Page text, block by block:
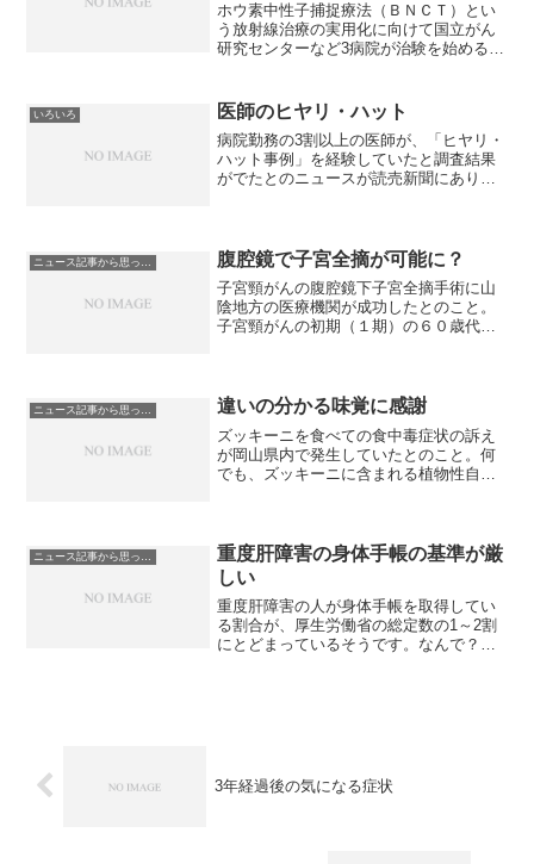
ホウ素中性子捕捉療法（ＢＮＣＴ）とい
う放射線治療の実用化に向けて国立がん
研究センターなど3病院が治験を始めると
するのだそうですが、ホウ素薬剤は身体
への影響が少なく、また...
いろいろ 医師のヒヤリ・ハット
病院勤務の3割以上の医師が、「ヒヤリ・
ハット事例」を経験していたと調査結果
がでたとのニュースが読売新聞にありま
トの経験があるのは...
腹腔鏡で子宮全摘が可能に？
子宮頸がんの腹腔鏡下子宮全摘手術に山
陰地方の医療機関が成功したとのこと。
子宮頸がんの初期（１期）の６０歳代患
出した。出血量は３００ミ...
違いの分かる味覚に感謝
ズッキーニを食べての食中毒症状の訴え
が岡山県内で発生していたとのこと。何
でも、ズッキーニに含まれる植物性自然
ウリやカボチャ、 メロン...
ニュース記事から思ったこと
重度肝障害の身体手帳の基準が厳
しい
重度肝障害の人が身体手帳を取得してい
る割合が、厚生労働省の総定数の1～2割
にとどまっているそうです。なんで？
3年経過後の気になる症状